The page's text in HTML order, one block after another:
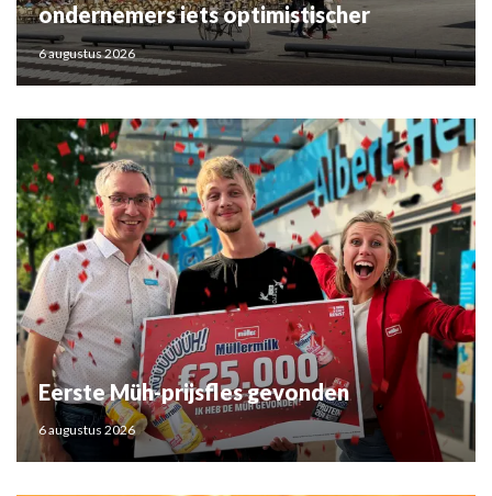
ondernemers iets optimistischer
6 augustus 2026
Eerste Müh-prijsfles gevonden
6 augustus 2026